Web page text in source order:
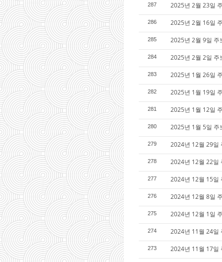
287 2025년 2월 23일
286 2025년 2월 16일
285 2025년 2월 9일 주
284 2025년 2월 2일 주
283 2025년 1월 26일
282 2025년 1월 19일
281 2025년 1월 12일
280 2025년 1월 5일 주
279 2024년 12월 29일
278 2024년 12월 22일
277 2024년 12월 15일
276 2024년 12월 8일
275 2024년 12월 1일
274 2024년 11월 24일
273 2024년 11월 17일